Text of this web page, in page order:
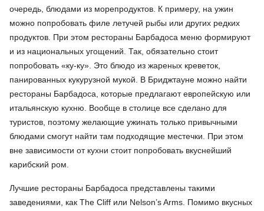
очередь, блюдами из морепродуктов. К примеру, на ужин
можно попробовать филе летучей рыбы или других редких
продуктов. При этом рестораны Барбадоса меню формируют
и из национальных угощений. Так, обязательно стоит
попробовать «ку-ку». Это блюдо из жареных креветок,
панированных кукурузной мукой. В Бриджтауне можно найти
рестораны Барбадоса, которые предлагают европейскую или
итальянскую кухню. Вообще в столице все сделано для
туристов, поэтому желающие ужинать только привычными
блюдами смогут найти там подходящие местечки. При этом
вне зависимости от кухни стоит попробовать вкуснейший
карибский ром.
Лучшие рестораны Барбадоса представлены такими
заведениями, как The Cliff или Nelson’s Arms. Помимо вкусных